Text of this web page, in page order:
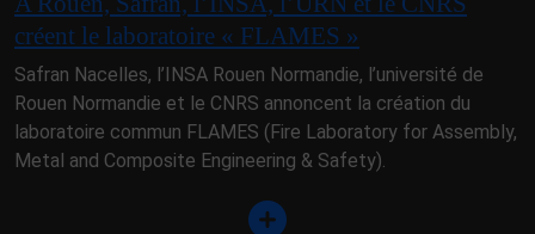
créent le laboratoire « FLAMES »
Safran Nacelles, l’INSA Rouen Normandie, l’université de
Rouen Normandie et le CNRS annoncent la création du
laboratoire commun FLAMES (Fire Laboratory for Assembly,
Metal and Composite Engineering & Safety).